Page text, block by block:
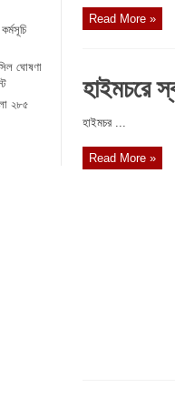
Read More »
হাইমচরে
হাইমচর ...
Read More »
ঘোষণা
২৮৫